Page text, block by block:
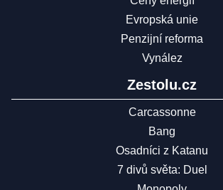
Evropská unie
Penzijní reforma
Vynález
Zestolu.cz
Carcassonne
Bang
Osadníci z Katanu
7 divů světa: Duel